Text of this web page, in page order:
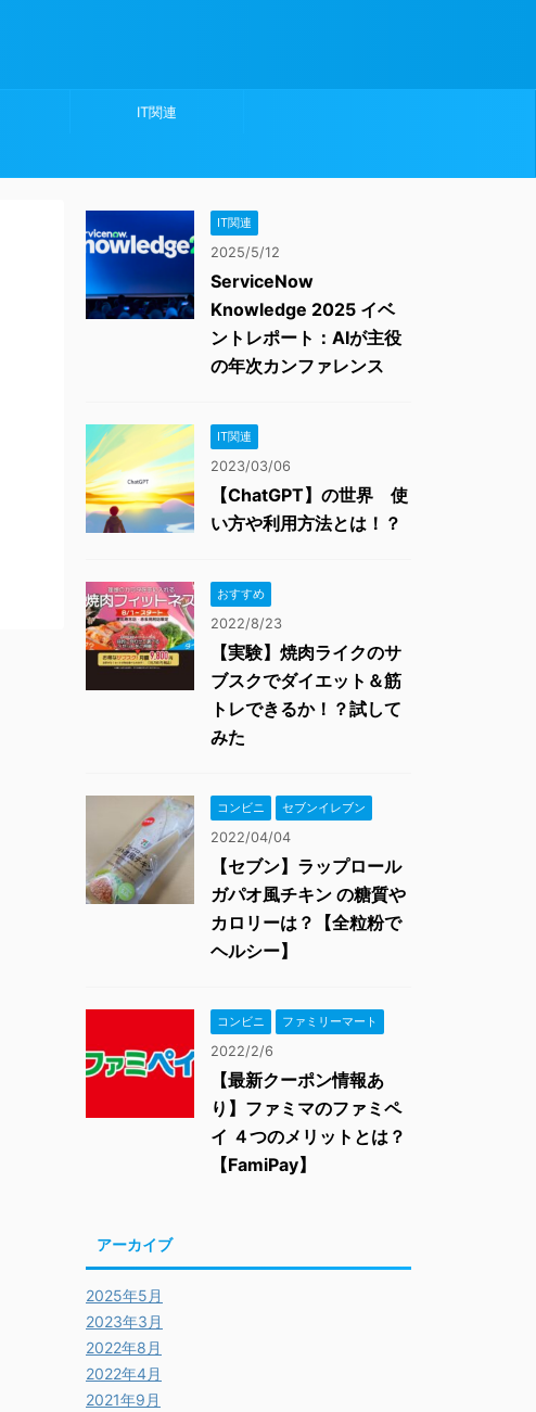
IT関連
IT関連
2025/5/12
ServiceNow
Knowledge 2025 イベ
ントレポート：AIが主役
の年次カンファレンス
IT関連
2023/03/06
【ChatGPT】の世界 使
い方や利用方法とは！？
おすすめ
2022/8/23
【実験】焼肉ライクのサ
ブスクでダイエット＆筋
トレできるか！？試して
みた
コンビニ セブンイレブン
2022/04/04
【セブン】ラップロール
ガパオ風チキン の糖質や
カロリーは？【全粒粉で
ヘルシー】
コンビニ ファミリーマート
2022/2/6
【最新クーポン情報あ
り】ファミマのファミペ
イ ４つのメリットとは？
【FamiPay】
アーカイブ
2025年5月
2023年3月
2022年8月
2022年4月
2021年9月